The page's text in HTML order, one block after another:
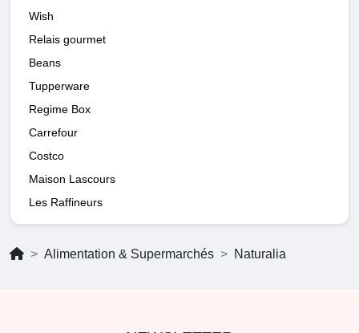
Wish
Relais gourmet
Beans
Tupperware
Regime Box
Carrefour
Costco
Maison Lascours
Les Raffineurs
Alimentation & Supermarchés Naturalia